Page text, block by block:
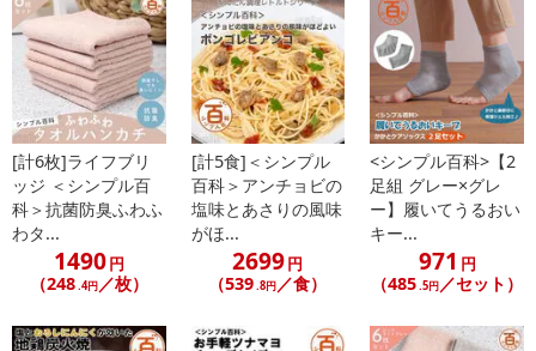
プレミアムシークワーサーちゃん
《1食160g（めん+スープ）当たり》
エネルギー：318kcal
たんぱく質：8.5g
脂 質 ：2.2g
炭水化物 ：66.1g
食塩相当量：5.8g
うめねぇちゃん
《1食141g（めん+スープ）当たり》
エネルギー：331kcal
[計6枚]ライフブリ
ッジ ＜シンプル百
科＞抗菌防臭ふわふ
わタ...
1490円
（248.4円／枚）
[計5食]＜シンプル
百科＞アンチョビの
塩味とあさりの風味
がほ...
2699円
（539.8円／食）
<シンプル百科>【2
足組 グレー×グレ
ー】履いてうるおい
キー...
971 円
（485.5円／セット）